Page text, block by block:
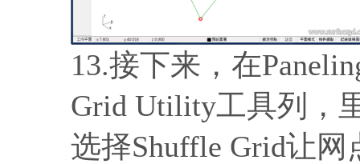
13.接下来，在
Grid Utility工具列，
选择Shuffle Grid让